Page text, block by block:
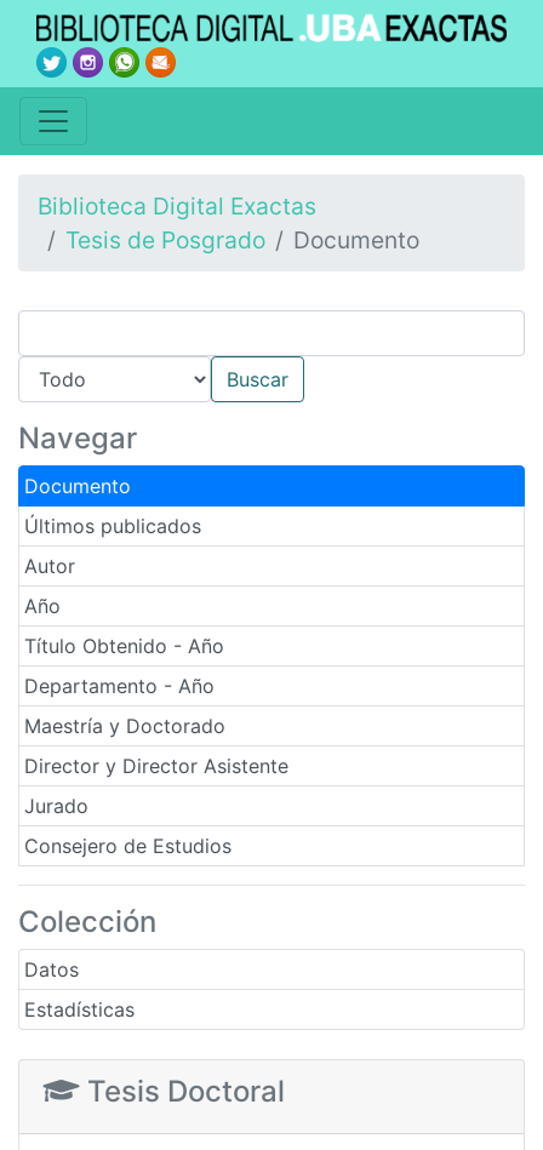
Biblioteca Digital Exactas
Tesis de Posgrado
Documento
Navegar
Documento
Últimos publicados
Autor
Año
Título Obtenido - Año
Departamento - Año
Maestría y Doctorado
Director y Director Asistente
Jurado
Consejero de Estudios
Colección
Datos
Estadísticas
Tesis Doctoral